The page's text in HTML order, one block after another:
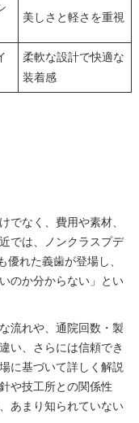
美しさと軽さを重視
柔軟な設計で快適な
装着感
でなく、費用や素材、
では、ノンクラスプデ
優れた義歯が登場し、
のか分からない」とい
流れや、通院回数・製
い、さらには信頼でき
に基づいて詳しく解説
や技工所との関係性
あまり知られていない